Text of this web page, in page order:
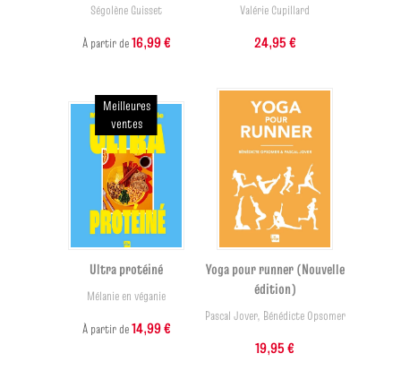
Ségolène Guisset
À partir de16,99 €
Valérie Cupillard
24,95 €
Meilleures
ventes
Ultra protéiné
Mélanie en véganie
À partir de14,99 €
Yoga pour runner (Nouvelle
édition)
Pascal Jover, Bénédicte Opsomer
19,95 €